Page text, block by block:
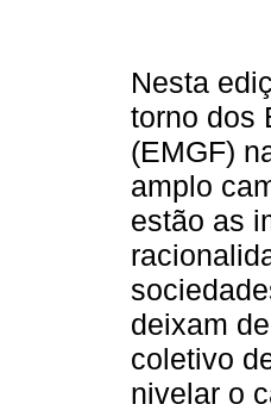
Nesta
torno dos
(EMGF)
amplo
estão as
deixam
coletivo
nivelar o